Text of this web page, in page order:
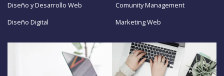
Diseño y Desarrollo Web
Diseño Digital
Comunity Management
Marketing Web